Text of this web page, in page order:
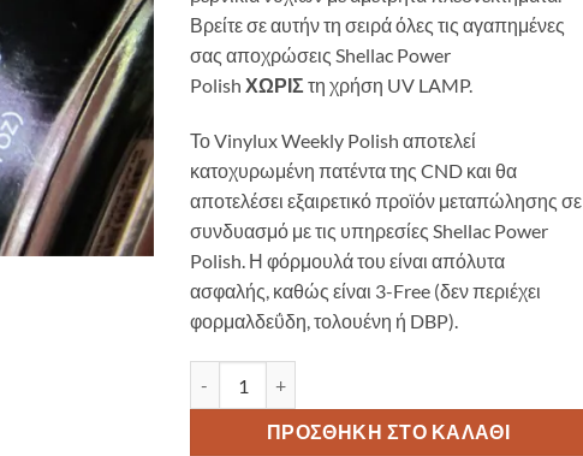
Βρείτε σε αυτήν τη σειρά όλες τις αγαπημένες
σας αποχρώσεις Shellac Power
Polish ΧΩΡΙΣ τη χρήση UV LAMP.
Το Vinylux Weekly Polish αποτελεί
κατοχυρωμένη πατέντα της CND και θα
αποτελέσει εξαιρετικό προϊόν μεταπώλησης σε
συνδυασμό με τις υπηρεσίες Shellac Power
Polish. Η φόρμουλά του είναι απόλυτα
ασφαλής, καθώς είναι 3-Free (δεν περιέχει
φορμαλδεΰδη, τολουένη ή DBP).
ΠΡΟΣΘΉΚΗ ΣΤΟ ΚΑΛΆΘΙ